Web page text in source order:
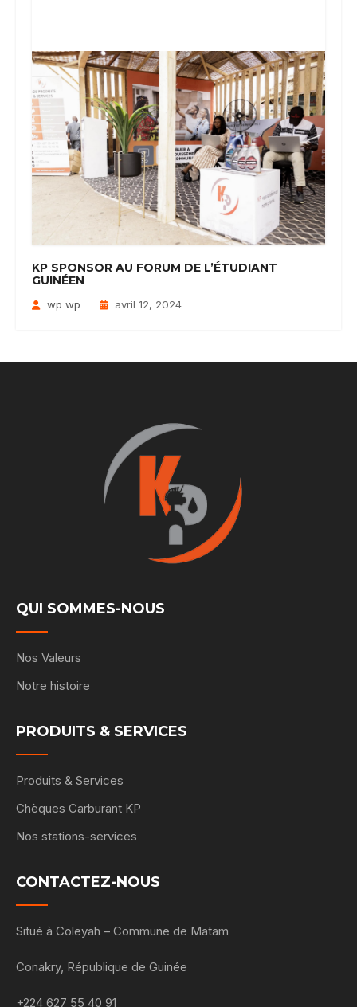
KP SPONSOR AU FORUM DE L’ÉTUDIANT
GUINÉEN
wp wp avril 12, 2024
QUI SOMMES-NOUS
Nos Valeurs
Notre histoire
PRODUITS & SERVICES
Produits & Services
Chèques Carburant KP
Nos stations-services
CONTACTEZ-NOUS
Situé à Coleyah – Commune de Matam
Conakry, République de Guinée
+224 627 55 40 91